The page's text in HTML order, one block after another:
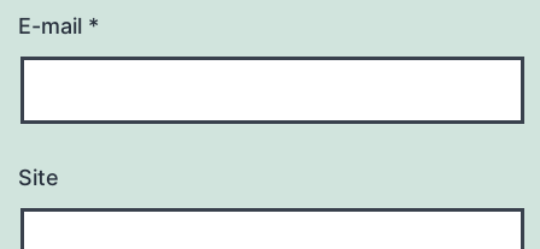
E-mail *
Site